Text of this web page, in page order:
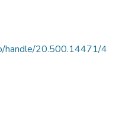
handle/20.500.14471/4